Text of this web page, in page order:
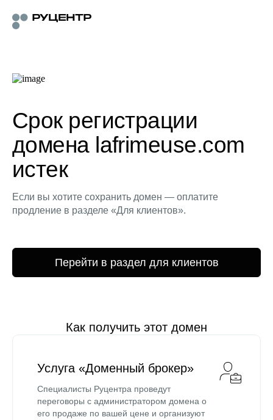
Срок регистрации
домена lafrimeuse.com
истек
Если вы хотите сохранить домен — оплатите
продление в разделе «Для клиентов».
Перейти в раздел для клиентов
Как получить этот домен
Услуга «Доменный брокер»
Специалисты Руцентра проведут
переговоры с администратором домена о
его продаже по вашей цене и организуют